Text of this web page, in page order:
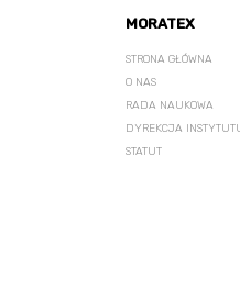
MORATEX
STRONA GŁÓWNA
O NAS
RADA NAUKOWA
DYREKCJA
STATUT